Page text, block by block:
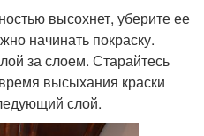
высохнет, уберите ее
начинать покраску.
за слоем. Старайтесь
высыхания краски
слой.